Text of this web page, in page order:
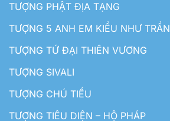
TƯỢNG PHẬT ĐỊA TẠNG
TƯỢNG 5 ANH EM KIỀU NHƯ TRẦN
TƯỢNG TỨ ĐẠI THIÊN VƯƠNG
TƯỢNG SIVALI
TƯỢNG CHÚ TIỂU
TƯỢNG TIÊU DIỆN – HỘ PHÁP